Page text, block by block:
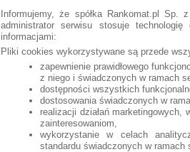
Informujemy, że spółka Rankomat.pl
administrator serwisu stosuje
informacjami:
Pliki cookies wykorzystywane są przede
zapewnienie prawidłowego
z niego i świadczonych w ramach
dostępności wszystkich
dostosowania świadczonych w
realizacji działań marketingowych,
zainteresowaniom,
wykorzystanie w celach
standardu świadczonych w ramach